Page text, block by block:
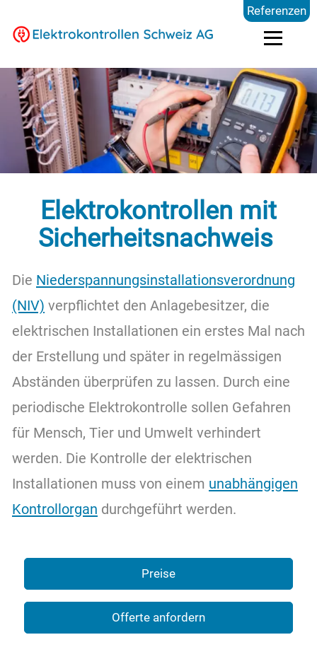
Elektrokontrollen
Branchen
FAQ
Blog
Über uns
Kontakt
Elektrokontrollen mit
Sicherheitsnachweis
Die Niederspannungsinstallationsverordnung
(NIV) verpflichtet den Anlagebesitzer, die
elektrischen Installationen ein erstes Mal nach
der Erstellung und später in regelmässigen
Abständen überprüfen zu lassen. Durch eine
periodische Elektrokontrolle sollen Gefahren
für Mensch, Tier und Umwelt verhindert
werden. Die Kontrolle der elektrischen
Installationen muss von einem unabhängigen
Kontrollorgan durchgeführt werden.
Preise
Offerte anfordern
Referenzen